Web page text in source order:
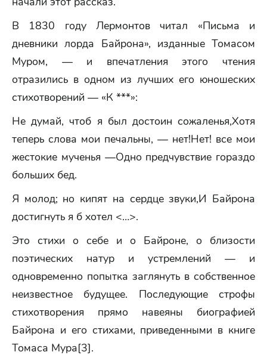
В 1830 году Лермонтов читал «Письма и
дневники лорда Байрона», изданные Томасом
Муром, — и впечатления этого чтения
отразились в одном из лучших его юношеских
стихотворений — «К ***»:
Не думай, чтоб я был достоин сожаленья,Хотя
теперь слова мои печальны, — нет!Нет! все мои
жестокие мученья —Одно предчувствие гораздо
больших бед.
Я молод; но кипят на сердце звуки,И Байрона
достигнуть я б хотел <…>.
Это стихи о себе и о Байроне, о близости
поэтических натур и устремлений — и
одновременно попытка заглянуть в собственное
неизвестное будущее. Последующие строфы
стихотворения прямо навеяны биографией
Байрона и его стихами, приведенными в книге
Томаса Мура[3].